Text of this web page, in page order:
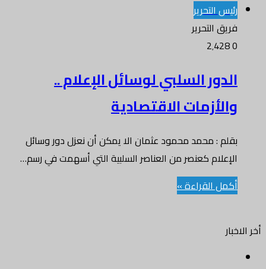
رئيس التحرير
فريق التحرير
0
الدور السلبي لوسائل الإعلام ..
والأزمات الاقتصادية
بقلم : محمد محمود عثمان الا يمكن أن نعزل دور وسائل
الإعلام كعنصر من العناصر السلبية التي أسهمت في رسم…
أكمل القراءة »
أخر الاخبار